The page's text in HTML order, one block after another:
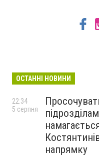
ОСТАННІ НОВИНИ
напрямку
22:34
5 серпня